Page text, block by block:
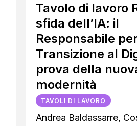
Tavolo di lavoro
sfida dell’IA: il
Responsabile
Transizione al
prova della
modernità
TAVOLI DI LAVORO
Andrea Baldassarre,